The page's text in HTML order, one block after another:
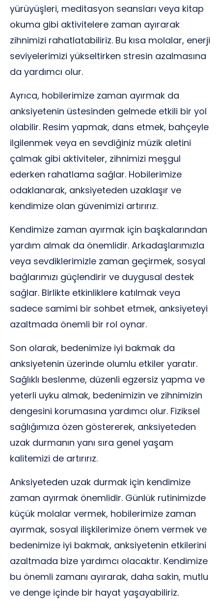
yürüyüşleri, meditasyon seansları veya kitap
okuma gibi aktivitelere zaman ayırarak
zihnimizi rahatlatabiliriz. Bu kısa molalar, enerji
seviyelerimizi yükseltirken stresin azalmasına
da yardımcı olur.
Ayrıca, hobilerimize zaman ayırmak da
anksiyetenin üstesinden gelmede etkili bir yol
olabilir. Resim yapmak, dans etmek, bahçeyle
ilgilenmek veya en sevdiğiniz müzik aletini
çalmak gibi aktiviteler, zihnimizi meşgul
ederken rahatlama sağlar. Hobilerimize
odaklanarak, anksiyeteden uzaklaşır ve
kendimize olan güvenimizi artırırız.
Kendimize zaman ayırmak için başkalarından
yardım almak da önemlidir. Arkadaşlarımızla
veya sevdiklerimizle zaman geçirmek, sosyal
bağlarımızı güçlendirir ve duygusal destek
sağlar. Birlikte etkinliklere katılmak veya
sadece samimi bir sohbet etmek, anksiyeteyi
azaltmada önemli bir rol oynar.
Son olarak, bedenimize iyi bakmak da
anksiyetenin üzerinde olumlu etkiler yaratır.
Sağlıklı beslenme, düzenli egzersiz yapma ve
yeterli uyku almak, bedenimizin ve zihnimizin
dengesini korumasına yardımcı olur. Fiziksel
sağlığımıza özen göstererek, anksiyeteden
uzak durmanın yanı sıra genel yaşam
kalitemizi de artırırız.
Anksiyeteden uzak durmak için kendimize
zaman ayırmak önemlidir. Günlük rutinimizde
küçük molalar vermek, hobilerimize zaman
ayırmak, sosyal ilişkilerimize önem vermek ve
bedenimize iyi bakmak, anksiyetenin etkilerini
azaltmada bize yardımcı olacaktır. Kendimize
bu önemli zamanı ayırarak, daha sakin, mutlu
ve denge içinde bir hayat yaşayabiliriz.